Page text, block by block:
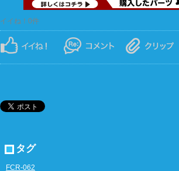
イイね！0件
タグ
FCR-062